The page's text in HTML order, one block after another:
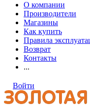
О компании
Производители
Магазины
Как купить
Правила
Возврат
Контакты
...
Войти